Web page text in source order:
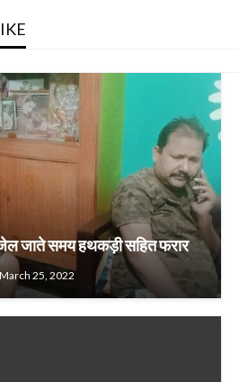
जाते समय हथकड़ी सहित फरार
March 25, 2022